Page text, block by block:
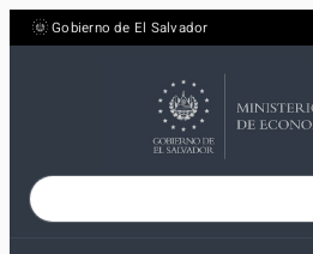
Saltar
al
Gobierno de El Salvador
Buscar